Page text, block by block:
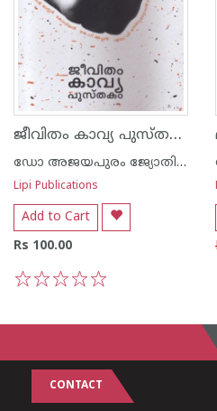
ജീവിതം കാവ്യ പുസ്തകം
ഡോ അജയപുരം ജ്യോതിഷ് കുമാര്‍
Lipi Publications
Add to Cart
Rs 100.00
CONTACT